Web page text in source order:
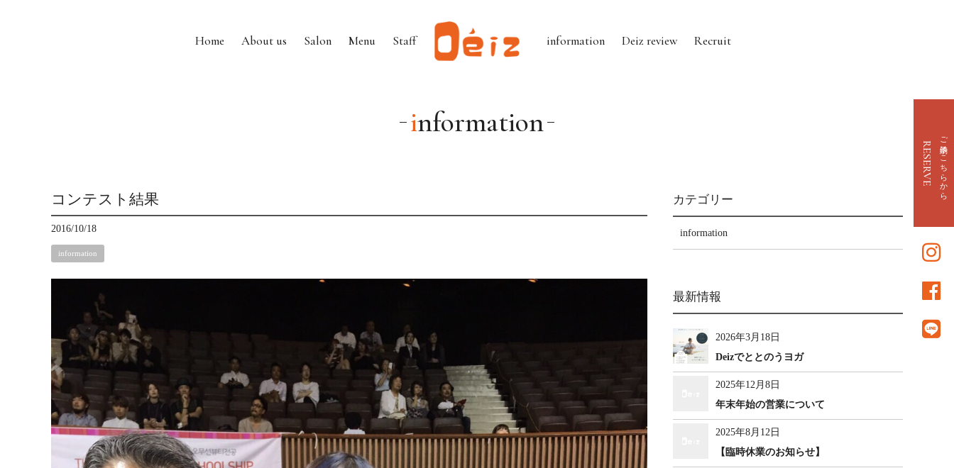
Home About us Salon Menu Staff information Deiz review Recruit
ご予約はこちらから
RESERVE
information
コンテスト結果
2016/10/18
information
カテゴリー
information
最新情報
2026年3月18日
Deizでととのうヨガ
2025年12月8日
年末年始の営業について
2025年8月12日
【臨時休業のお知らせ】